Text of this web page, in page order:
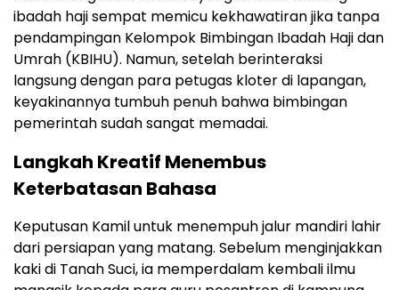
ibadah haji sempat memicu kekhawatiran jika tanpa
pendampingan Kelompok Bimbingan Ibadah Haji dan
Umrah (KBIHU). Namun, setelah berinteraksi
langsung dengan para petugas kloter di lapangan,
keyakinannya tumbuh penuh bahwa bimbingan
pemerintah sudah sangat memadai.
Langkah Kreatif Menembus
Keterbatasan Bahasa
Keputusan Kamil untuk menempuh jalur mandiri lahir
dari persiapan yang matang. Sebelum menginjakkan
kaki di Tanah Suci, ia memperdalam kembali ilmu